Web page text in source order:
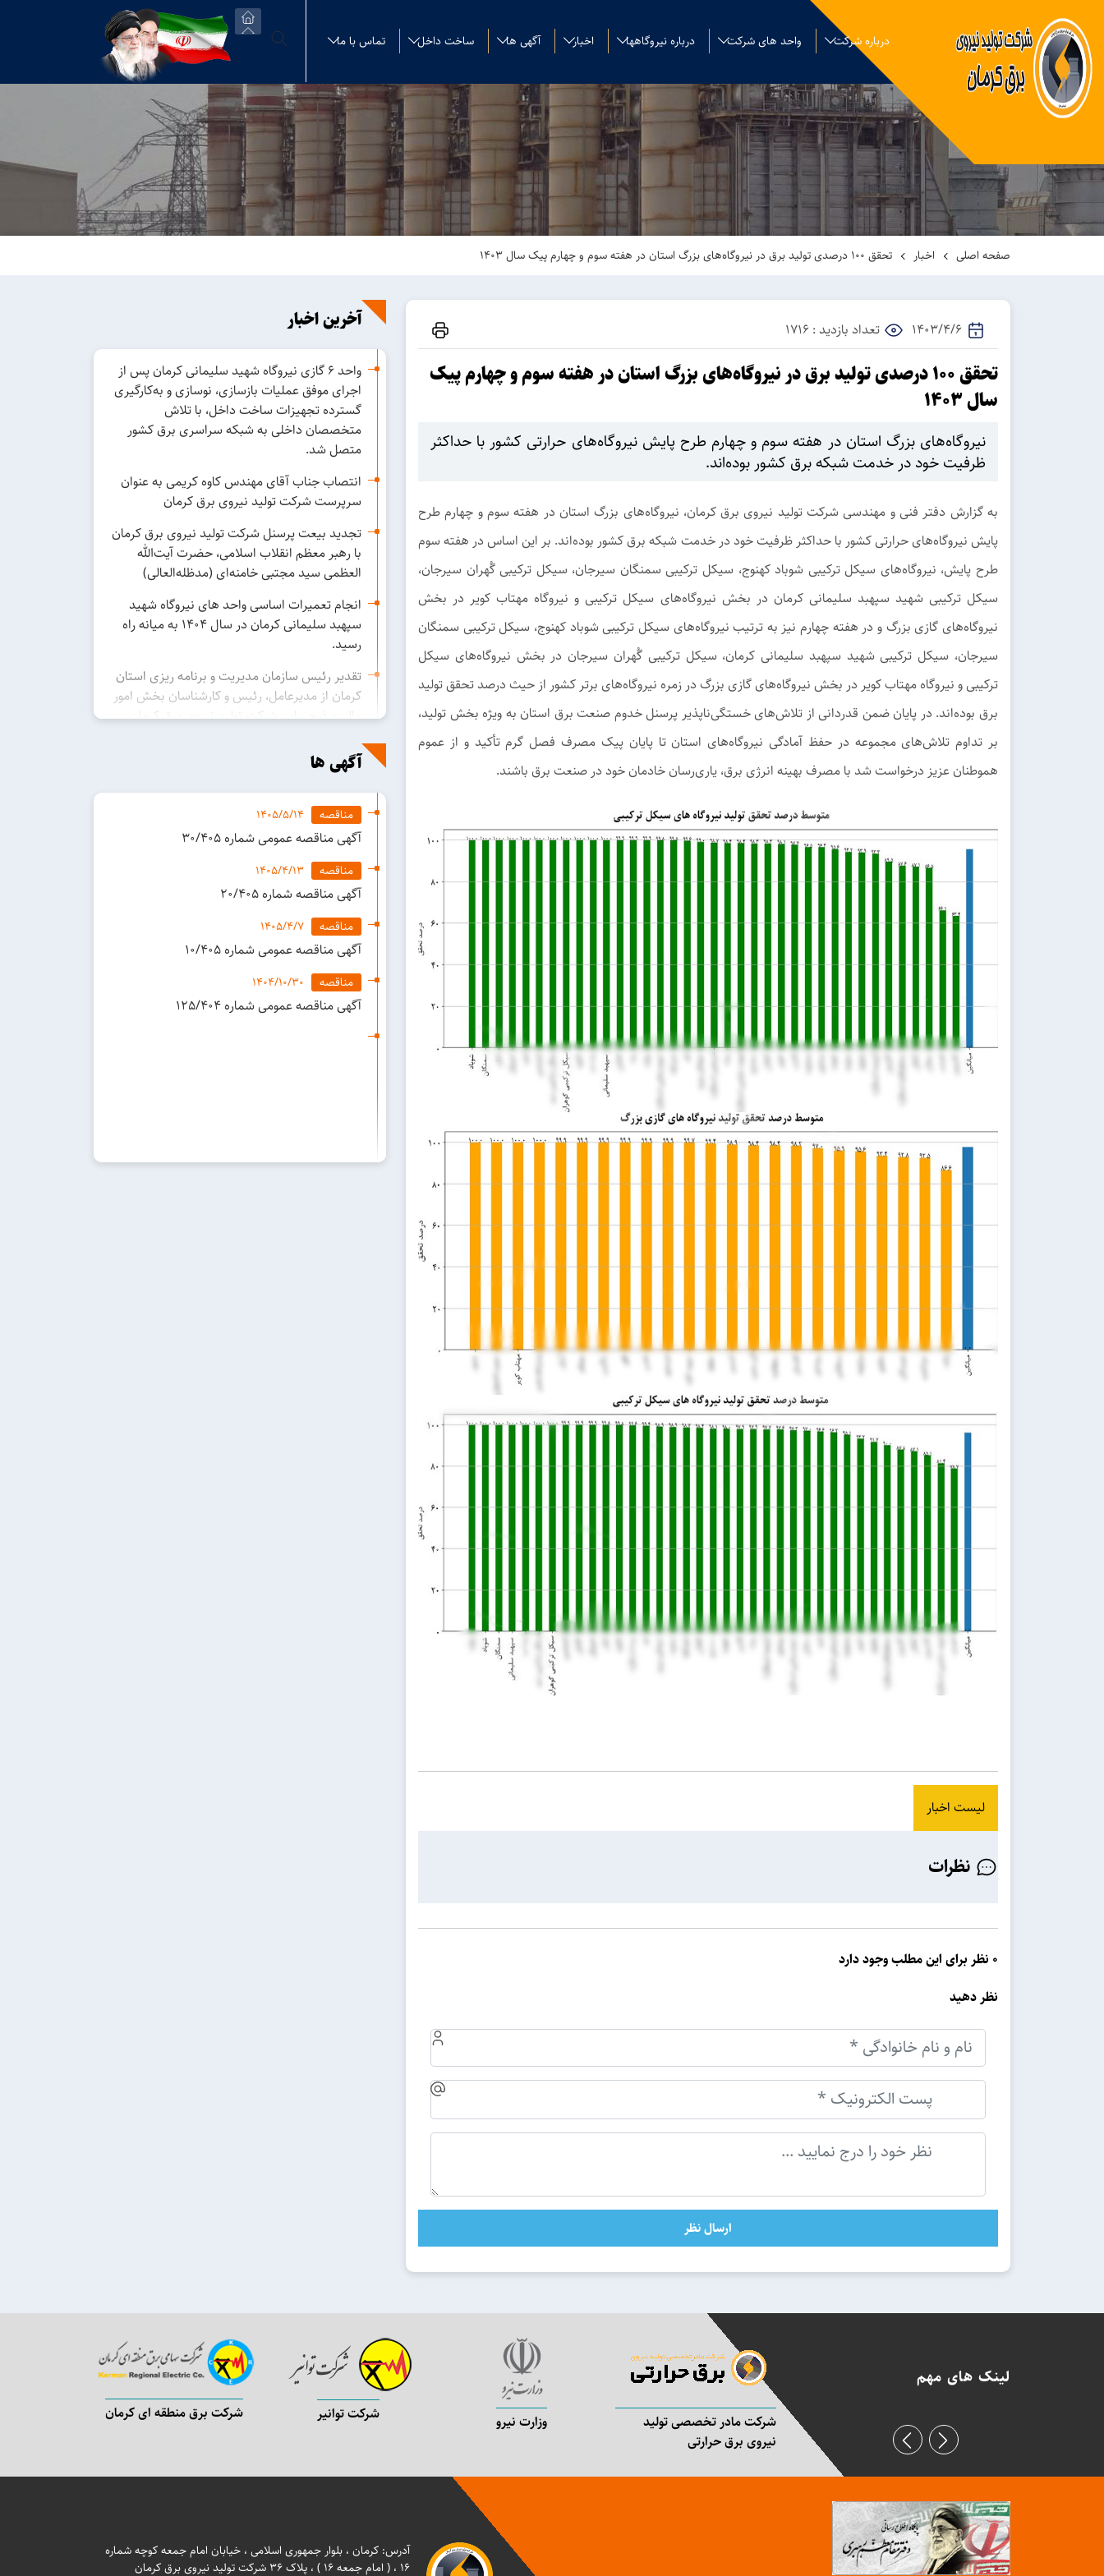
درباره شرکت واحد های شرکت درباره نیروگاهها اخبار آگهی ها ساخت داخل تماس با ما
صفحه اصلی اخبار تحقق 100 درصدی تولید برق در نیروگاه‌های بزرگ استان در هفته سوم و چهارم پیک سال 1403
1403/4/6 تعداد بازدید : 1716
تحقق 100 درصدی تولید برق در نیروگاه‌های بزرگ استان در هفته سوم و چهارم پیک
سال 1403
نیروگاه‌های بزرگ استان در هفته سوم و چهارم طرح پایش نیروگاه‌های حرارتی کشور با حداکثر
ظرفیت خود در خدمت شبکه برق کشور بوده‌اند.
به گزارش دفتر فنی و مهندسی شرکت تولید نیروی برق کرمان، نیروگاه‌های بزرگ استان در هفته سوم و چهارم طرح
پایش نیروگاه‌های حرارتی کشور با حداکثر ظرفیت خود در خدمت شبکه برق کشور بوده‌اند. بر این اساس در هفته سوم
طرح پایش، نیروگاه‌های سیکل ترکیبی شوباد کهنوج، سیکل ترکیبی سمنگان سیرجان، سیکل ترکیبی گُهران سیرجان،
سیکل ترکیبی شهید سپهبد سلیمانی کرمان در بخش نیروگاه‌های سیکل ترکیبی و نیروگاه مهتاب کویر در بخش
نیروگاه‌های گازی بزرگ و در هفته چهارم نیز به ترتیب نیروگاه‌های سیکل ترکیبی شوباد کهنوج، سیکل ترکیبی سمنگان
سیرجان، سیکل ترکیبی شهید سپهبد سلیمانی کرمان، سیکل ترکیبی گُهران سیرجان در بخش نیروگاه‌های سیکل
ترکیبی و نیروگاه مهتاب کویر در بخش نیروگاه‌های گازی بزرگ در زمره نیروگاه‌های برتر کشور از حیث درصد تحقق تولید
برق بوده‌اند. در پایان ضمن قدردانی از تلاش‌های خستگی‌ناپذیر پرسنل خدوم صنعت برق استان به ویژه بخش تولید،
بر تداوم تلاش‌های مجموعه در حفظ آمادگی نیروگاه‌های استان تا پایان پیک مصرف فصل گرم تأکید و از عموم
هموطنان عزیز درخواست شد با مصرف بهینه انرژی برق، یاری‌رسان خادمان خود در صنعت برق باشند.
لیست اخبار
نظرات
0 نظر برای این مطلب وجود دارد
نظر دهید
ارسال نظر
آخرین اخبار
واحد ۶ گازی نیروگاه شهید سلیمانی کرمان پس از
اجرای موفق عملیات بازسازی، نوسازی و به‌کارگیری
گسترده تجهیزات ساخت داخل، با تلاش
متخصصان داخلی به شبکه سراسری برق کشور
متصل شد.
انتصاب جناب آقای مهندس کاوه کریمی به عنوان
سرپرست شرکت تولید نیروی برق کرمان
تجدید بیعت پرسنل شرکت تولید نیروی برق کرمان
با رهبر معظم انقلاب اسلامی، حضرت آیت‌الله
العظمی سید مجتبی خامنه‌ای (مدظله‌العالی)
انجام تعمیرات اساسی واحد های نیروگاه شهید
سپهبد سلیمانی کرمان در سال ۱۴۰۴ به میانه راه
رسید.
تقدیر رئیس سازمان مدیریت و برنامه ریزی استان
کرمان از مدیرعامل، رئیس و کارشناسان بخش امور
مالی و ذیحسابی شرکت تولید نیروی برق کرمان
پتانسیل تولید برق حرارتی کشور در مدت کوتاهی
افزوده گردید
افتتاح پروژه خط انتقال فرآورده های نفتی به نیروگاه
سیکل ترکیبی سمنگان سیرجان
مدیرعامل شرکت تولید نیروی برق حرارتی با اهدای
لوح سپاس، از مدیرعامل شرکت برق کرمان قدردانی
آگهی ها
مناقصه 1405/5/14
آگهی مناقصه عمومی شماره 30/405
مناقصه 1405/4/13
آگهی مناقصه شماره 20/405
مناقصه 1405/4/7
آگهی مناقصه عمومی شماره 10/405
مناقصه 1404/10/30
آگهی مناقصه عمومی شماره 125/404
لینک های مهم
شرکت مادر تخصصی تولید
نیروی برق حرارتی
وزارت نیرو شرکت توانیر شرکت برق منطقه ای کرمان
آدرس: کرمان ، بلوار جمهوری اسلامی ، خیابان امام جمعه کوچه شماره
16 ، ( امام جمعه 16 ) ، پلاک 36 شرکت تولید نیروی برق کرمان